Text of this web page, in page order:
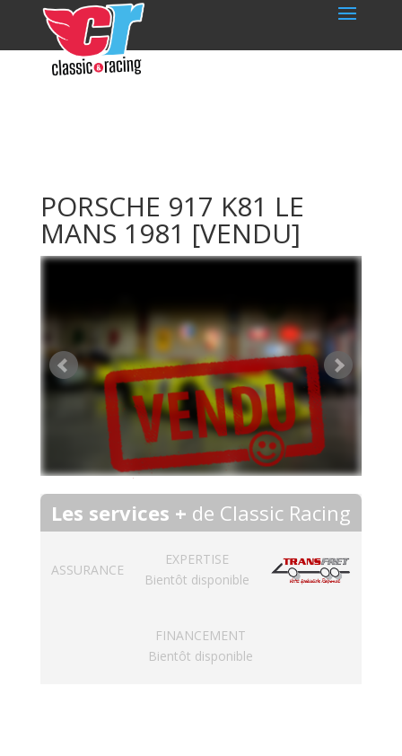
PORSCHE 917 K81 LE
MANS 1981 [VENDU]
Les services + de Classic Racing
ASSURANCE
EXPERTISE
Bientôt disponible
FINANCEMENT
Bientôt disponible